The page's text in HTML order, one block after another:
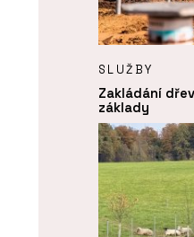
SLUŽBY
Zakládání
základy